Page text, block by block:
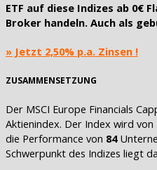
ETF auf diese Indizes ab 0€
Broker handeln. Auch als
» Jetzt 2,50% p.a. Zinsen !
ZUSAMMENSETZUNG
Der MSCI Europe Financials
Aktienindex. Der Index wird von
die Performance von 84
Schwerpunkt des Indizes liegt